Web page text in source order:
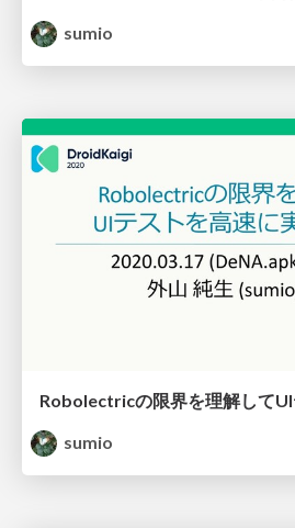
sumio
sumio